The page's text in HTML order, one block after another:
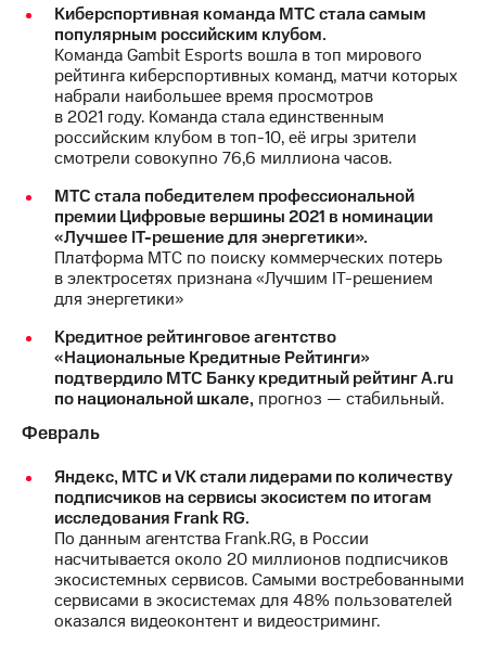
Медиа-центр
Пресс-
релизы
МТС
о технологиях
Достижения
Интервью
Финансовая
отчетность
Новости
в
регионе
и акционерам
управление
Корпоративный
секретарь
Раскрытие
информации
Информация
акционерам
Киберспортивная команда МТС стала самым
популярным российским клубом.
Команда Gambit Esports вошла в топ мирового
рейтинга киберспортивных команд, матчи которых
набрали наибольшее время просмотров
в 2021 году. Команда стала единственным
российским клубом в топ-10, её игры зрители
смотрели совокупно 76,6 миллиона часов.
МТС стала победителем профессиональной
премии Цифровые вершины 2021 в номинации
«Лучшее IT-решение для энергетики».
Платформа МТС по поиску коммерческих потерь
в электросетях признана «Лучшим IT-решением
для энергетики»
Кредитное рейтинговое агентство
«Национальные Кредитные Рейтинги»
подтвердило МТС Банку кредитный рейтинг A.ru
по национальной шкале, прогноз — стабильный.
Февраль
Яндекс, МТС и VK стали лидерами по количеству
подписчиков на сервисы экосистем по итогам
исследования Frank RG.
По данным агентства Frank.RG, в России
насчитывается около 20 миллионов подписчиков
экосистемных сервисов. Самыми востребованными
сервисами в экосистемах для 48% пользователей
оказался видеоконтент и видеостриминг.